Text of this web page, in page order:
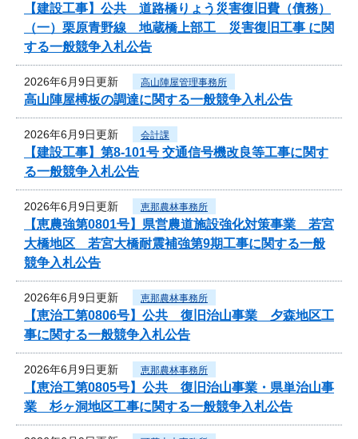
【建設工事】公共 道路橋りょう災害復旧費（債務）
（一）栗原青野線 地蔵橋上部工 災害復旧工事 に関
する一般競争入札公告
2026年6月9日更新 高山陣屋管理事務所
高山陣屋榑板の調達に関する一般競争入札公告
2026年6月9日更新 会計課
【建設工事】第8-101号 交通信号機改良等工事に関す
る一般競争入札公告
2026年6月9日更新 恵那農林事務所
【恵農強第0801号】県営農道施設強化対策事業 若宮
大橋地区 若宮大橋耐震補強第9期工事に関する一般
競争入札公告
2026年6月9日更新 恵那農林事務所
【恵治工第0806号】公共 復旧治山事業 夕森地区工
事に関する一般競争入札公告
2026年6月9日更新 恵那農林事務所
【恵治工第0805号】公共 復旧治山事業・県単治山事
業 杉ヶ洞地区工事に関する一般競争入札公告